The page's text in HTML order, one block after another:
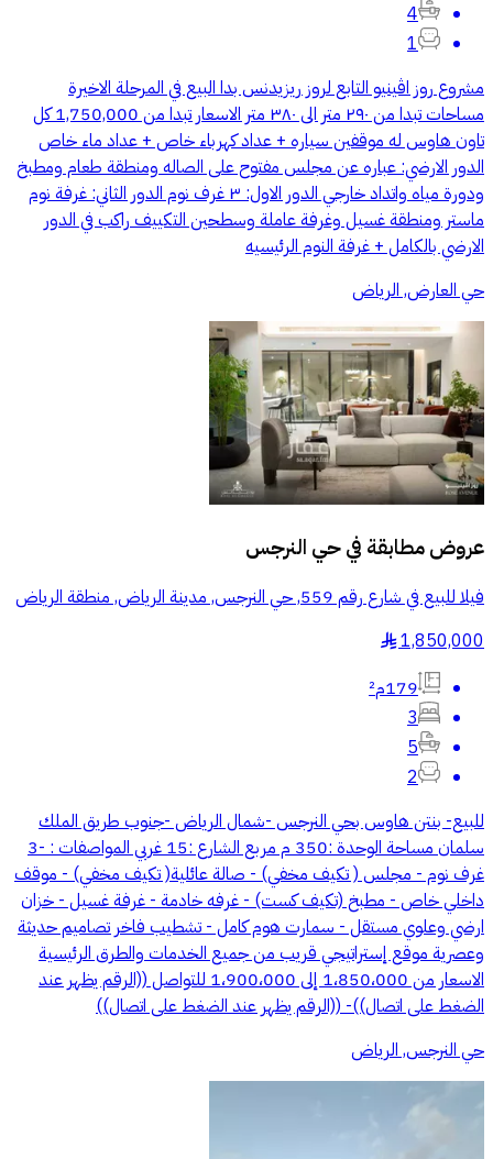
4
1
مشروع روز اڤينيو التابع لروز ريزيدنس بدا البيع في المرحلة الاخيرة
مساحات تبدا من ٢٩٠ متر الى ٣٨٠ متر الاسعار تبدا من 1,750,000 كل
تاون هاوس له موقفين سياره + عداد كهرباء خاص + عداد ماء خاص
الدور الارضي: عباره عن مجلس مفتوح على الصاله ومنطقة طعام ومطبخ
ودورة مياه واتداد خارجي الدور الاول: ٣ غرف نوم الدور الثاني: غرفة نوم
ماستر ومنطقة غسيل وغرفة عاملة وسطحين التكييف راكب في الدور
الارضي بالكامل + غرفة النوم الرئيسيه
حي العارض, الرياض
عروض مطابقة فيحي النرجس
فيلا للبيع في شارع رقم 559, حي النرجس, مدينة الرياض, منطقة الرياض
1,850,000
§
179م²
3
5
2
للبيع- بنتن هاوس بحي النرجس -شمال الرياض -جنوب طريق الملك
سلمان مساحة الوحدة :350 م مربع الشارع :15 غربي المواصفات : -3
غرف نوم - مجلس ( تكيف مخفي) - صالة عائلية( تكيف مخفي) - موقف
داخلي خاص - مطبخ (تكيف كست) - غرفه خادمة - غرفة غسيل - خزان
ارضي وعلوي مستقل - سمارت هوم كامل - تشطيب فاخر تصاميم حديثة
وعصرية موقع إستراتيجي قريب من جميع الخدمات والطرق الرئيسية
الاسعار من 1،850،000 إلى 1،900،000 للتواصل ((الرقم يظهر عند
الضغط على اتصال))- ((الرقم يظهر عند الضغط على اتصال))
حي النرجس, الرياض